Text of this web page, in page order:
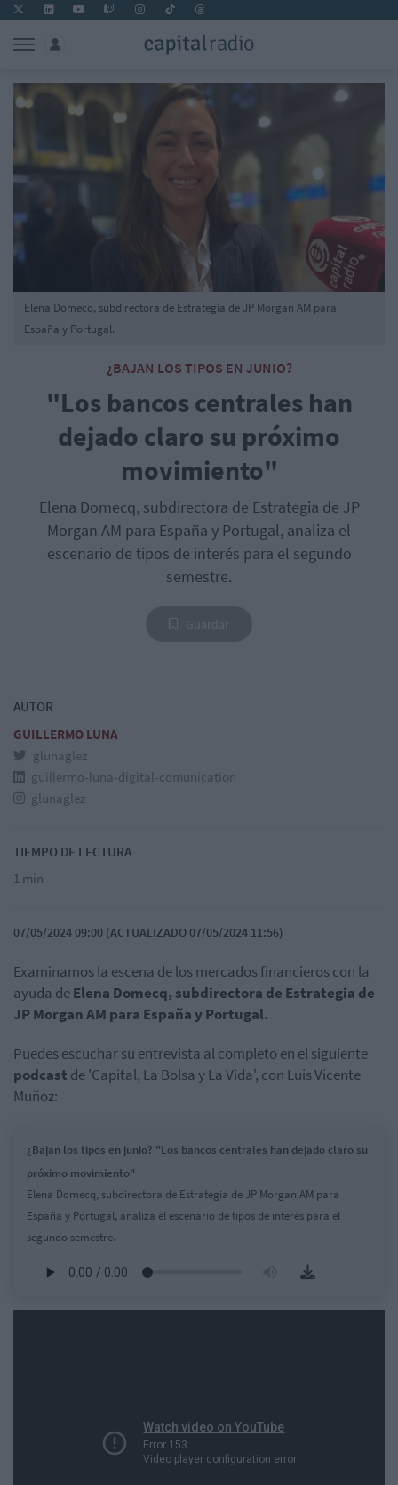
¿BAJAN LOS TIPOS EN JUNIO?
"Los bancos centrales han
dejado claro su próximo
movimiento"
Elena Domecq, subdirectora de Estrategia de JP
Morgan AM para España y Portugal, analiza el
escenario de tipos de interés para el segundo
semestre.
Elena Domecq, subdirectora de Estrategia de JP Morgan AM para
España y Portugal.
AUTOR
GUILLERMO LUNA
glunaglez
guillermo-luna-digital-comunication
glunaglez
TIEMPO DE LECTURA
1 min
07/05/2024 09:00 (ACTUALIZADO 07/05/2024 11:56)
Examinamos la escena de los mercados financieros con la
ayuda deElena Domecq, subdirectora de Estrategia de
JP Morgan AM para España y Portugal.
Puedes escuchar su entrevista al completo en el siguiente
podcast de 'Capital, La Bolsa y La Vida', con Luis Vicente
Muñoz:
¿Bajan los tipos en junio? "Los bancos centrales han dejado claro su
próximo movimiento"
Elena Domecq, subdirectora de Estrategia de JP Morgan AM para
España y Portugal, analiza el escenario de tipos de interés para el
segundo semestre.